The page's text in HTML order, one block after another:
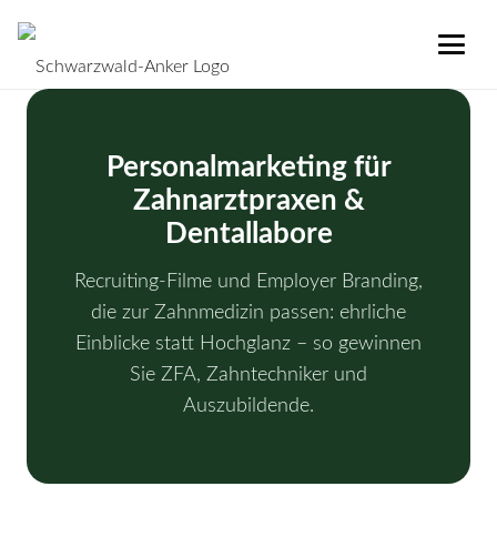
Personalmarketing für
Zahnarztpraxen &
Dentallabore
Recruiting-Filme und Employer Branding,
die zur Zahnmedizin passen: ehrliche
Einblicke statt Hochglanz – so gewinnen
Sie ZFA, Zahntechniker und
Auszubildende.